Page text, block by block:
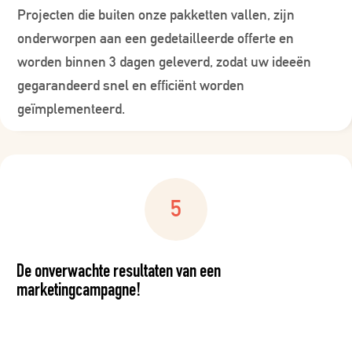
Projecten die buiten onze pakketten vallen, zijn
onderworpen aan een gedetailleerde offerte en
worden binnen 3 dagen geleverd, zodat uw ideeën
gegarandeerd snel en efficiënt worden
geïmplementeerd.
De onverwachte resultaten van een
marketingcampagne!